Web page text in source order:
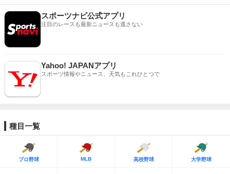
スポーツナビ公式アプリ
注目のレースも最新ニュースも逃さない
Yahoo! JAPANアプリ
スポーツ情報やニュース、天気もこれひとつで
種目一覧
プロ野球 MLB 高校野球 大学野球